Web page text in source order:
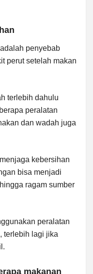
penyebab
perut setelah makan
terlebih dahulu
peralatan
dan wadah juga
kebersihan
bisa menjadi
ragam sumber
peralatan
terlebih lagi jika
makanan